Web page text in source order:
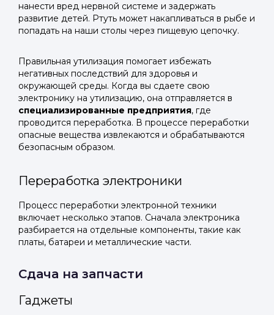
нанести вред нервной системе и задержать
развитие детей. Ртуть может накапливаться в рыбе и
попадать на наши столы через пищевую цепочку.
Правильная утилизация помогает избежать
негативных последствий для здоровья и
окружающей среды. Когда вы сдаете свою
электронику на утилизацию, она отправляется в
специализированные предприятия, где
проводится переработка. В процессе переработки
опасные вещества извлекаются и обрабатываются
безопасным образом.
Переработка электроники
Процесс переработки электронной техники
включает несколько этапов. Сначала электроника
разбирается на отдельные компоненты, такие как
платы, батареи и металлические части.
Сдача на запчасти
Гаджеты